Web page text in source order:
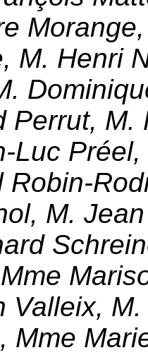
M. Henri
Perrut, M.
Luc
Robin-
M.
Valleix,
Mme